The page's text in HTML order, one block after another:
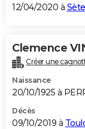
12/04/2020 à Sète
Clemence
Créer une
Naissance
20/10/1925 à
Décès
09/10/2019 à